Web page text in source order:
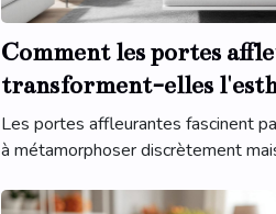
Comment les portes
transforment-elles
intérieure ?
Les portes affleurantes fascinent
à métamorphoser discrètement